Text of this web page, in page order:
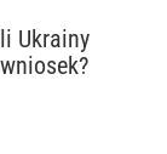
Ukrainy